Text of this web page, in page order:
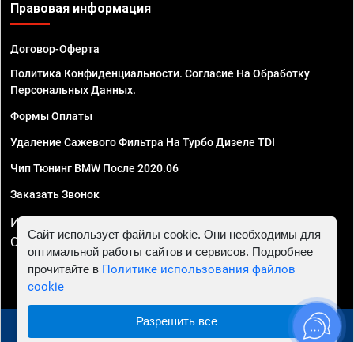
Правовая информация
Договор-Оферта
Политика Конфиденциальности. Согласие На Обработку
Персональных Данных.
Формы Оплаты
Удаление Сажевого Фильтра На Турбо Дизеле TDI
Чип Тюнинг BMW После 2020.06
Заказать Звонок
ИП Смирнов Георгий Павлович. ИНН 781302555843,
ОГРНИП 324470400032610
© 2010 - 2026 Чип тюнинг в Краснодаре - Автосервис
Сайт использует файлы cookie. Они необходимы для
оптимальной работы сайтов и сервисов. Подробнее
прочитайте в Политике использования файлов
cookie
Разрешить все